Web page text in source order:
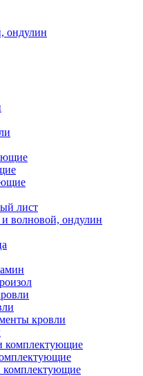
ондулин
лист
волновой, ондулин
кровли
комплектующие
комплектующие